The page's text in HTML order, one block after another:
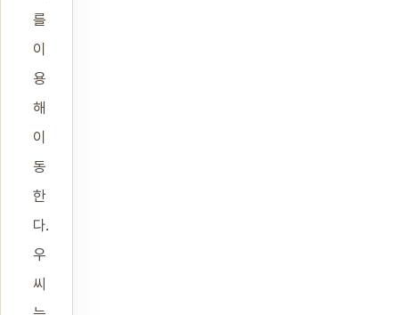
를
이
용
해
이
동
한
다.
우
씨